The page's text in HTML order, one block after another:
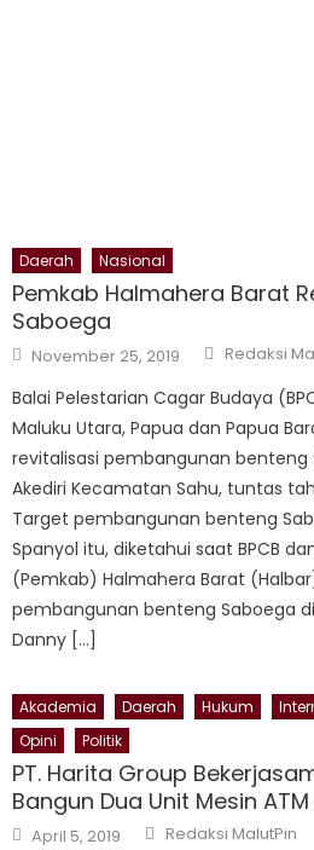
Daerah Nasional
Pemkab Halmahera Barat
Saboega
Posted
on
November 25, 2019 Author
Redaksi
Balai Pelestarian Cagar Budaya
Maluku Utara, Papua dan Papua
revitalisasi pembangunan benteng
Akediri Kecamatan Sahu, tuntas
Target pembangunan benteng
Spanyol itu, diketahui saat BPCB
(Pemkab) Halmahera Barat
pembangunan benteng Saboega
Danny […]
Akademia Daerah Hukum
Opini
Politik
PT. Harita Group
Bangun Dua Unit Mesin
Posted
on
April 5, 2019 Author
Redaksi MalutPin